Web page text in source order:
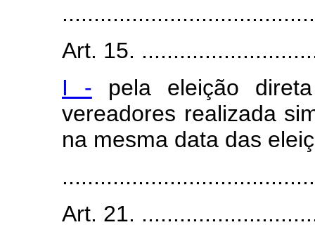
Art. 15.
I - pela eleição
vereadores realizada
na mesma data das
Art. 21.